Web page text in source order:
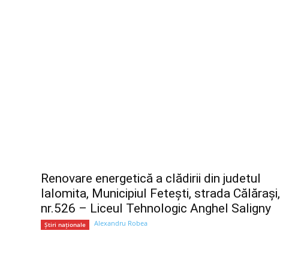
Renovare energetică a clădirii din judetul
Ialomita, Municipiul Fetești, strada Călărași,
nr.526 – Liceul Tehnologic Anghel Saligny
Știri naționale Alexandru Robea